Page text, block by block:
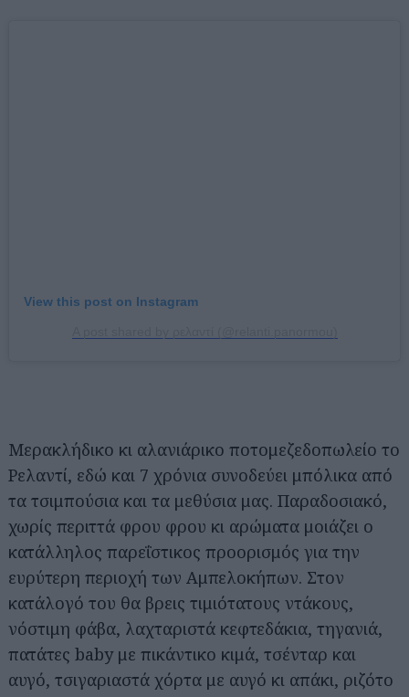
View this post on Instagram
Μερακλήδικο κι αλανιάρικο ποτoμεζεδοπωλείο το
Ρελαντί, εδώ και 7 χρόνια συνοδεύει μπόλικα από
τα τσιμπούσια και τα μεθύσια μας. Παραδοσιακό,
χωρίς περιττά φρου φρου κι αρώματα μοιάζει ο
κατάλληλος παρεΐστικος προορισμός για την
ευρύτερη περιοχή των Αμπελοκήπων. Στον
κατάλογό του θα βρεις τιμιότατους ντάκους,
νόστιμη φάβα, λαχταριστά κεφτεδάκια, τηγανιά,
πατάτες baby με πικάντικο κιμά, τσένταρ και
αυγό, τσιγαριαστά χόρτα με αυγό κι απάκι, ριζότο